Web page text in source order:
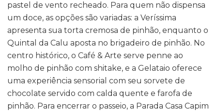
pastel de vento recheado. Para quem não dispensa
um doce, as opções são variadas: a Veríssima
apresenta sua torta cremosa de pinhão, enquanto o
Quintal da Calu aposta no brigadeiro de pinhão. No
centro histórico, o Café & Arte serve penne ao
molho de pinhão com shitake, e a Gelataio oferece
uma experiência sensorial com seu sorvete de
chocolate servido com calda quente e farofa de
pinhão. Para encerrar o passeio, a Parada Casa Capim